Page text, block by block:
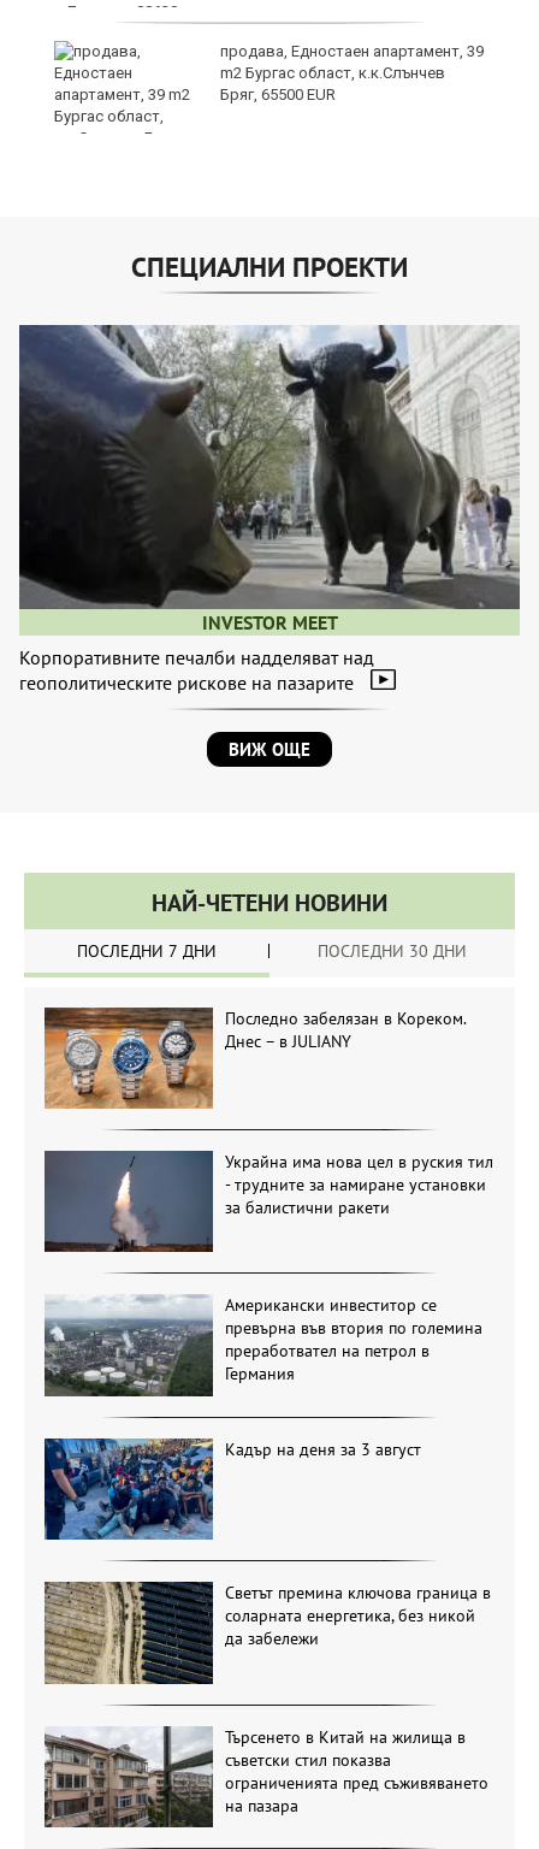
продава, Едностаен апартамент, 39
m2 Бургас област, к.к.Слънчев
Бряг, 65500 EUR
СПЕЦИАЛНИ ПРОЕКТИ
INVESTOR MEET
Корпоративните печалби надделяват над
геополитическите рискове на пазарите
ВИЖ ОЩЕ
НАЙ-ЧЕТЕНИ НОВИНИ
ПОСЛЕДНИ 7 ДНИ ПОСЛЕДНИ 30 ДНИ
Последно забелязан в Кореком.
Днес – в JULIANY
Украйна има нова цел в руския тил
- трудните за намиране установки
за балистични ракети
Американски инвеститор се
превърна във втория по големина
преработвател на петрол в
Германия
Кадър на деня за 3 август
Светът премина ключова граница в
соларната енергетика, без никой
да забележи
Търсенето в Китай на жилища в
съветски стил показва
ограниченията пред съживяването
на пазара